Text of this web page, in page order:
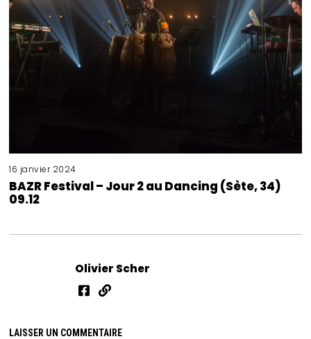
16 janvier 2024
BAZR Festival – Jour 2 au Dancing (Sète, 34)
09.12
Olivier Scher
LAISSER UN COMMENTAIRE